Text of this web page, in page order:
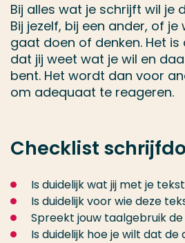
Bij alles wat je schrijft wil je
Bij jezelf, bij een ander, of
gaat doen of denken. Het
dat jij weet wat je wil en
bent. Het wordt dan voor
om adequaat te reageren.
Checklist
Is duidelijk wat jij met je
Is duidelijk voor wie deze
Spreekt jouw taalgebruik
Is duidelijk hoe je wilt dat